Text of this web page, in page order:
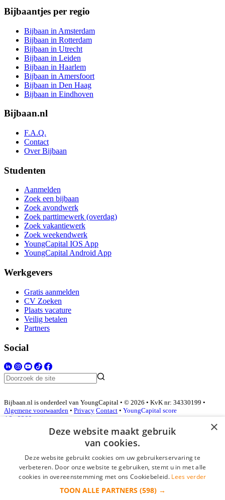
Bijbaantjes per regio
Bijbaan in Amsterdam
Bijbaan in Rotterdam
Bijbaan in Utrecht
Bijbaan in Leiden
Bijbaan in Haarlem
Bijbaan in Amersfoort
Bijbaan in Den Haag
Bijbaan in Eindhoven
Bijbaan.nl
F.A.Q.
Contact
Over Bijbaan
Studenten
Aanmelden
Zoek een bijbaan
Zoek avondwerk
Zoek parttimewerk (overdag)
Zoek vakantiewerk
Zoek weekendwerk
YoungCapital IOS App
YoungCapital Android App
Werkgevers
Gratis aanmelden
CV Zoeken
Plaats vacature
Veilig betalen
Partners
Social
Bijbaan.nl is onderdeel van YoungCapital • © 2026 • KvK nr: 34330199 •
Algemene voorwaarden • Privacy Contact • YoungCapital score
4.3 - 3366 reviews
Inloggen als bedrijf
*
×
Deze website maakt gebruik
van cookies.
Deze website gebruikt cookies om uw gebruikerservaring te
verbeteren. Door onze website te gebruiken, stemt u in met alle
cookies in overeenstemming met ons Cookiebeleid. Lees verder
TOON ALLE PARTNERS (598) →